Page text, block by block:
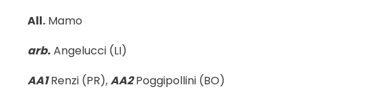
All. Mamo
arb.Angelucci (LI)
AA1Renzi (PR),AA2Poggipollini (BO)